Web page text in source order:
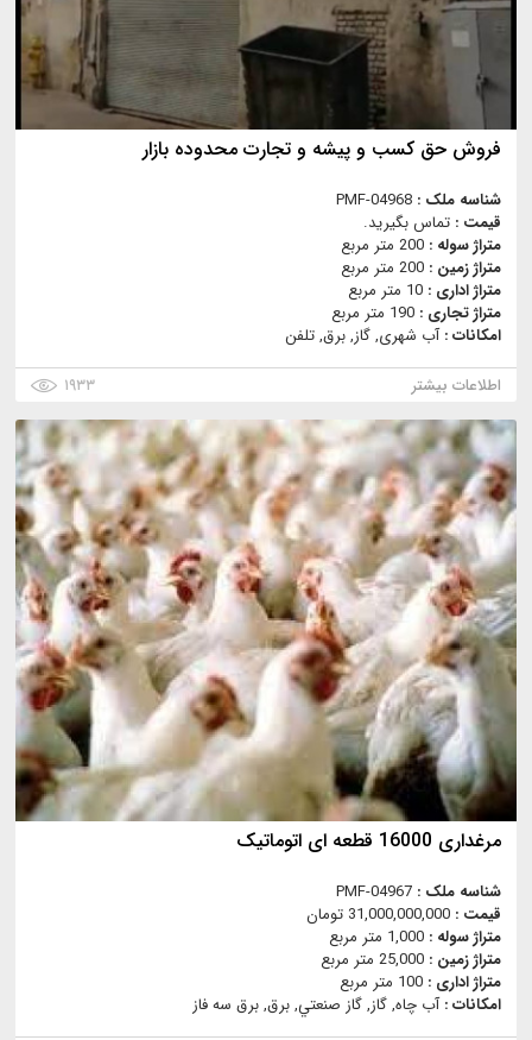
فروش حق کسب و پیشه و تجارت محدوده بازار
شناسه ملک : PMF-04968
قیمت : تماس بگیرید.
متراژ سوله : 200 متر مربع
متراژ زمین : 200 متر مربع
متراژ اداری : 10 متر مربع
متراژ تجاری : 190 متر مربع
امکانات :آب شهری, گاز, برق, تلفن
اطلاعات بیشتر
۱۹۳۳
مرغداری 16000 قطعه ای اتوماتیک
شناسه ملک : PMF-04967
قیمت : 31,000,000,000 تومان
متراژ سوله : 1,000 متر مربع
متراژ زمین : 25,000 متر مربع
متراژ اداری : 100 متر مربع
امکانات :آب چاه, گاز, گاز صنعتي, برق, برق سه فاز